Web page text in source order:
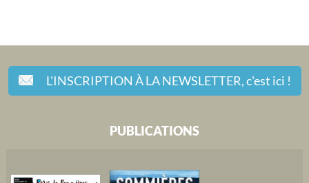
L'INSCRIPTION À LA NEWSLETTER,c'est ici !
PUBLICATIONS